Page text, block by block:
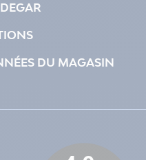
DU MAGASIN